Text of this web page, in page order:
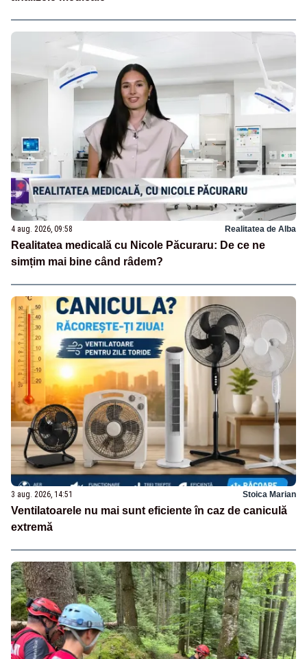
4 aug. 2026, 09:58 Realitatea de Alba
Realitatea medicală cu Nicole Păcuraru: De ce ne
simțim mai bine când râdem?
3 aug. 2026, 14:51 Stoica Marian
Ventilatoarele nu mai sunt eficiente în caz de caniculă
extremă